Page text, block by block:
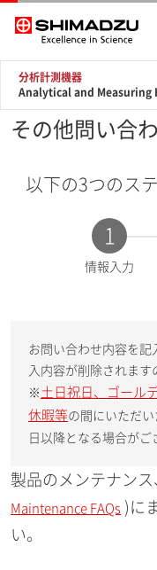
分析計測機器
Analytical and Measuring
その他問い合
以下の3つのス
1
現
情報入力
お問い合わせ内容を記
入内容が削除されます
※ 土日祝日、ゴール
休暇等の間にいただ
日以降となる場合がご
製品のメンテナン
Maintenance FAQs )に
い。